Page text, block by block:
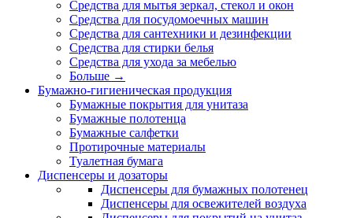
Средства для мытья зеркал, стекол и окон
Средства для посудомоечных машин
Средства для сантехники и дезинфекции
Средства для стирки белья
Средства для ухода за мебелью
Больше →
Бумажно-гигиеническая продукция
Бумажные покрытия для унитаза
Бумажные полотенца
Бумажные салфетки
Протирочные материалы
Туалетная бумага
Диспенсеры и дозаторы
Диспенсеры для бумажных полотенец
Диспенсеры для освежителей воздуха